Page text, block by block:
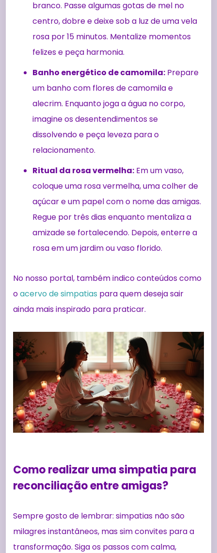
branco. Passe algumas gotas de mel no
centro, dobre e deixe sob a luz de uma vela
rosa por 15 minutos. Mentalize momentos
felizes e peça harmonia.
Banho energético de camomila: Prepare
um banho com flores de camomila e
alecrim. Enquanto joga a água no corpo,
imagine os desentendimentos se
dissolvendo e peça leveza para o
relacionamento.
Ritual da rosa vermelha: Em um vaso,
coloque uma rosa vermelha, uma colher de
açúcar e um papel com o nome das amigas.
Regue por três dias enquanto mentaliza a
amizade se fortalecendo. Depois, enterre a
rosa em um jardim ou vaso florido.
No nosso portal, também indico conteúdos como
oacervo de simpatias para quem deseja sair
ainda mais inspirado para praticar.
Como realizar uma simpatia para
reconciliação entre amigas?
Sempre gosto de lembrar: simpatias não são
milagres instantâneos, mas sim convites para a
transformação. Siga os passos com calma,